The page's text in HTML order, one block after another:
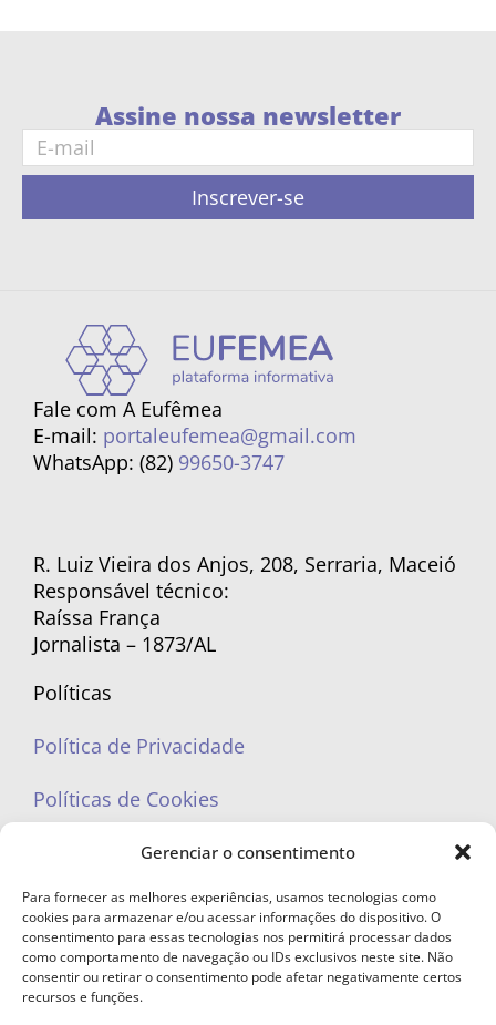
Gerenciar o consentimento
Para fornecer as melhores experiências, usamos tecnologias como
cookies para armazenar e/ou acessar informações do dispositivo. O
consentimento para essas tecnologias nos permitirá processar dados
como comportamento de navegação ou IDs exclusivos neste site. Não
consentir ou retirar o consentimento pode afetar negativamente certos
recursos e funções.
Assine nossa newsletter
Inscrever-se
Fale com A Eufêmea
E-mail: portaleufemea@gmail.com
WhatsApp: (82) 99650-3747
R. Luiz Vieira dos Anjos, 208, Serraria, Maceió
Responsável técnico:
Raíssa França
Jornalista – 1873/AL
Políticas
Política de Privacidade
Políticas de Cookies
portaleufemea@gmail.com